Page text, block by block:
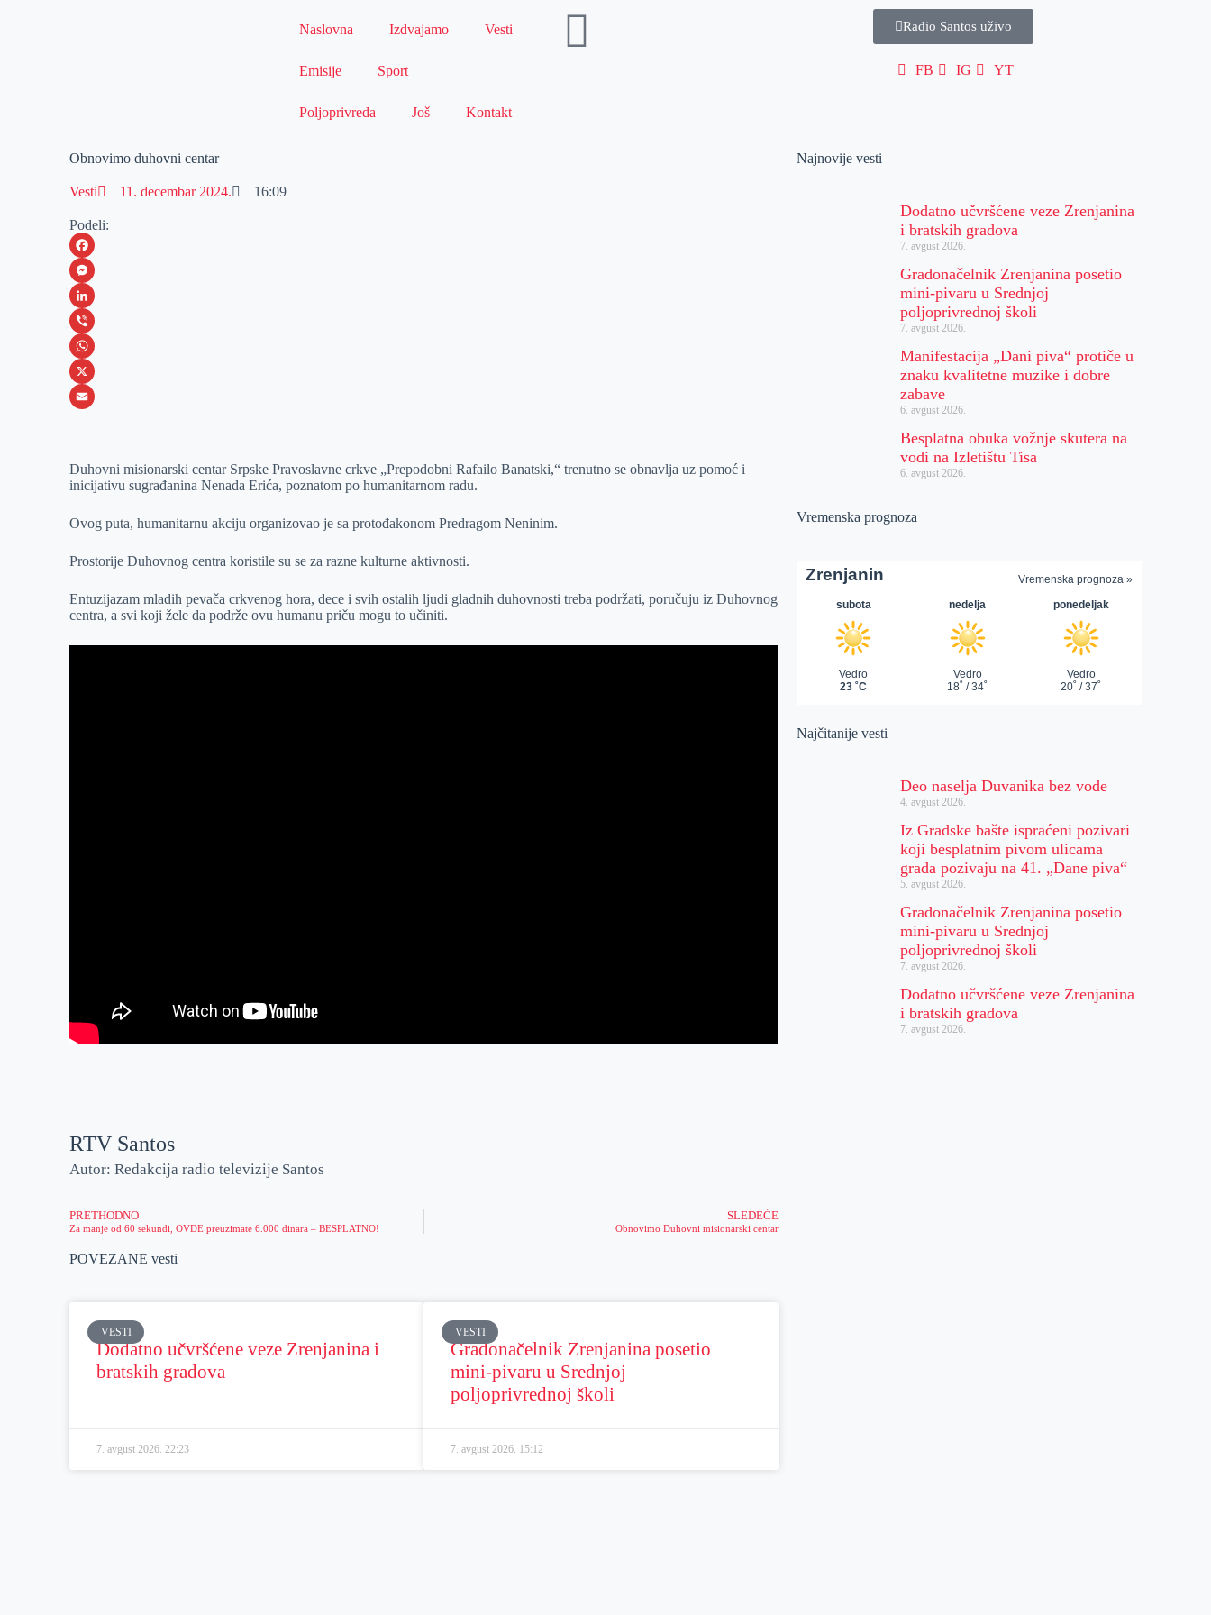
Naslovna Izdvajamo Vesti
Emisije Sport
Poljoprivreda Još Kontakt
Radio Santos uživo
FB IG YT
Obnovimo duhovni centar
Vesti 11. decembar 2024. 16:09
Podeli:
F
a
c
e
b
o
M
e
s
s
e
e
L
i
n
k
I
V
i
b
W
h
s
p
X
a
l
Duhovni misionarski centar Srpske Pravoslavne crkve „Prepodobni Rafailo Banatski,“ trenutno se obnavlja uz pomoć i
inicijativu sugrađanina Nenada Erića, poznatom po humanitarnom radu.
Ovog puta, humanitarnu akciju organizovao je sa protođakonom Predragom Neninim.
Prostorije Duhovnog centra koristile su se za razne kulturne aktivnosti.
Entuzijazam mladih pevača crkvenog hora, dece i svih ostalih ljudi gladnih duhovnosti treba podržati, poručuju iz Duhovnog
centra, a svi koji žele da podrže ovu humanu priču mogu to učiniti.
RTV Santos
Autor: Redakcija radio televizije Santos
PRETHODNO
Za manje od 60 sekundi, OVDE preuzimate 6.000 dinara – BESPLATNO!
SLEDEĆE
Obnovimo Duhovni misionarski centar
POVEZANE vesti
VESTI
Dodatno učvršćene veze Zrenjanina i
bratskih gradova
7. avgust 2026.22:23
VESTI
Gradonačelnik Zrenjanina posetio
mini-pivaru u Srednjoj
poljoprivrednoj školi
7. avgust 2026. 15:12
Najnovije vesti
Dodatno učvršćene veze Zrenjanina
i bratskih gradova
7. avgust 2026.
Gradonačelnik Zrenjanina posetio
mini-pivaru u Srednjoj
poljoprivrednoj školi
7. avgust 2026.
Manifestacija „Dani piva“ protiče u
znaku kvalitetne muzike i dobre
zabave
6. avgust 2026.
Besplatna obuka vožnje skutera na
vodi na Izletištu Tisa
6. avgust 2026.
Vremenska prognoza
Najčitanije vesti
Deo naselja Duvanika bez vode
4. avgust 2026.
Iz Gradske bašte ispraćeni pozivari
koji besplatnim pivom ulicama
grada pozivaju na 41. „Dane piva“
5. avgust 2026.
Gradonačelnik Zrenjanina posetio
mini-pivaru u Srednjoj
poljoprivrednoj školi
7. avgust 2026.
Dodatno učvršćene veze Zrenjanina
i bratskih gradova
7. avgust 2026.